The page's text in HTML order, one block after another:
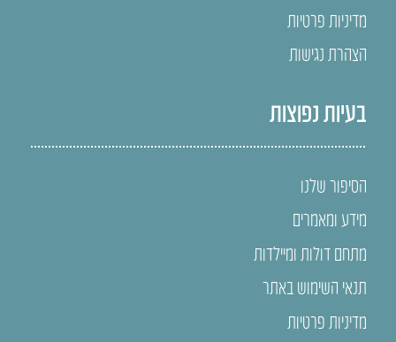
מדיניות פרטיות
הצהרת נגישות
בעיות נפוצות
הסיפור שלנו
מידע ומאמרים
מתחם דולות ומיילדות
תנאי השימוש באתר
מדיניות פרטיות